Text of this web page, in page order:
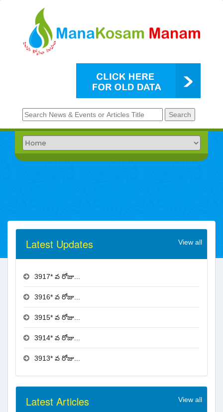
Latest Updates View all
3917* వ రోజు...
3916* వ రోజు...
3915* వ రోజు...
3914* వ రోజు...
3913* వ రోజు...
Latest Articles View all